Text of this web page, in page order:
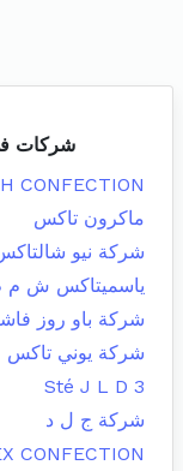
شركات
CONFECTION
ماكرون تاكس
شركة نيو
ياسميتاكس ش م
شركة باو روز
شركة يوني تاكس
Sté J L D 3
شركة ج ل د
CONFECTION